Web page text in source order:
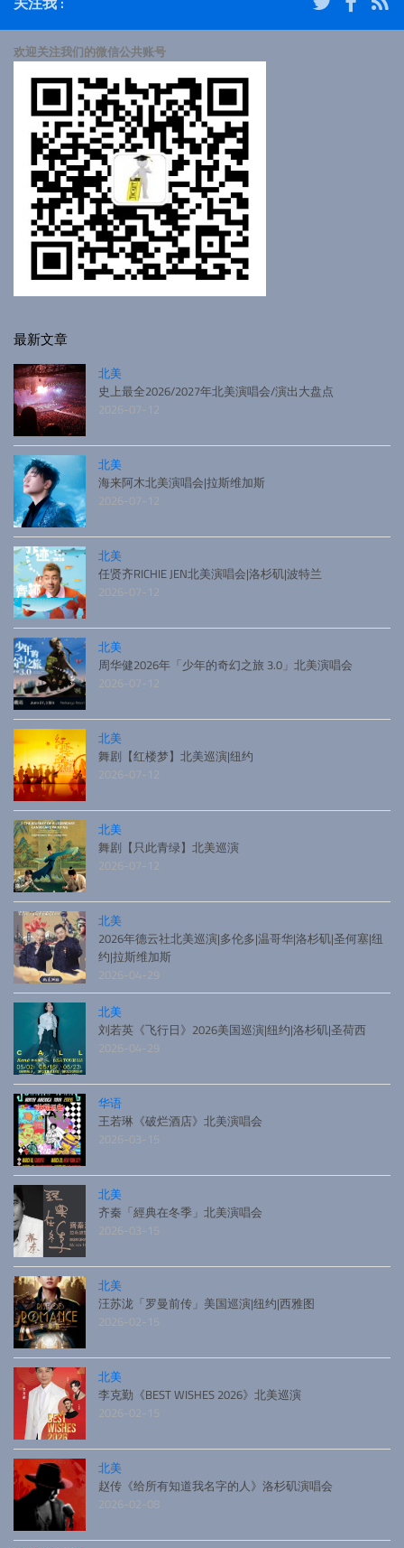
欢迎关注我们的微信公共账号
最新文章
北美
史上最全2026/2027年北美演唱会/演出大盘点
2026-07-12
北美
海来阿木北美演唱会|拉斯维加斯
2026-07-12
北美
任贤齐RICHIE JEN北美演唱会|洛杉矶|波特兰
2026-07-12
北美
周华健2026年「少年的奇幻之旅 3.0」北美演唱会
2026-07-12
北美
舞剧【红楼梦】北美巡演|纽约
2026-07-12
北美
舞剧【只此青绿】北美巡演
2026-07-12
北美
2026年德云社北美巡演|多伦多|温哥华|洛杉矶|圣何塞|纽
约|拉斯维加斯
2026-04-29
北美
刘若英《飞行日》2026美国巡演|纽约|洛杉矶|圣荷西
2026-04-29
华语
王若琳《破烂酒店》北美演唱会
2026-03-15
北美
齐秦「經典在冬季」北美演唱会
2026-03-15
北美
汪苏泷「罗曼前传」美国巡演|纽约|西雅图
2026-02-15
北美
李克勤《BEST WISHES 2026》北美巡演
2026-02-15
北美
赵传《给所有知道我名字的人》洛杉矶演唱会
2026-02-08